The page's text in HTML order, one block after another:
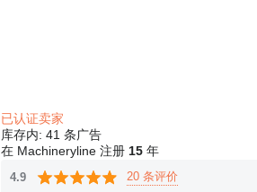
已认证卖家
库存内: 41 条广告
在 Machineryline 注册 15年
4.9 20 条评价